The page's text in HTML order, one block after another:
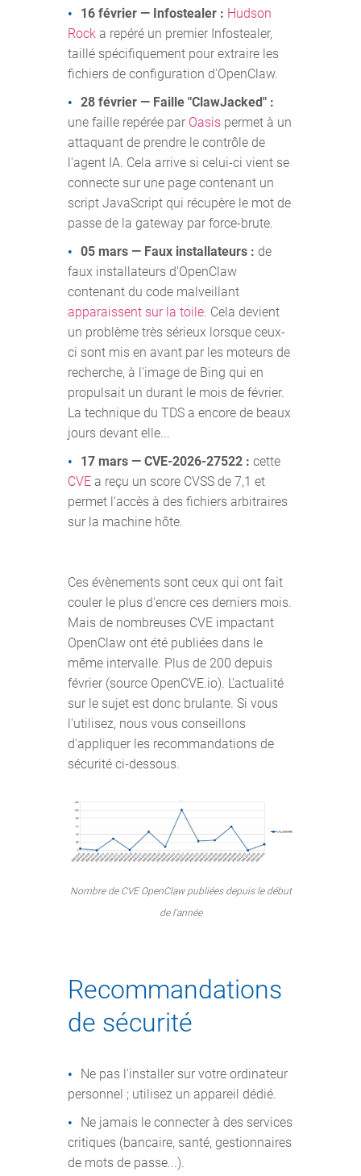
16 février — Infostealer : Hudson
Rock a repéré un premier Infostealer,
taillé spécifiquement pour extraire les
fichiers de configuration d'OpenClaw.
28 février — Faille "ClawJacked" :
une faille repérée par Oasis permet à un
attaquant de prendre le contrôle de
l'agent IA. Cela arrive si celui-ci vient se
connecte sur une page contenant un
script JavaScript qui récupère le mot de
passe de la gateway par force-brute.
05 mars — Faux installateurs : de
faux installateurs d'OpenClaw
contenant du code malveillant
apparaissent sur la toile. Cela devient
un problème très sérieux lorsque ceux-
ci sont mis en avant par les moteurs de
recherche, à l'image de Bing qui en
propulsait un durant le mois de février.
La technique du TDS a encore de beaux
jours devant elle...
17 mars — CVE-2026-27522 : cette
CVE a reçu un score CVSS de 7,1 et
permet l'accès à des fichiers arbitraires
sur la machine hôte.
Ces évènements sont ceux qui ont fait
couler le plus d'encre ces derniers mois.
Mais de nombreuses CVE impactant
OpenClaw ont été publiées dans le
même intervalle. Plus de 200 depuis
février (source OpenCVE.io). L'actualité
sur le sujet est donc brulante. Si vous
l'utilisez, nous vous conseillons
d'appliquer les recommandations de
sécurité ci-dessous.
Nombre de CVE OpenClaw publiées depuis le début
de l'année
Recommandations
de sécurité
Ne pas l'installer sur votre ordinateur
personnel ; utilisez un appareil dédié.
Ne jamais le connecter à des services
critiques (bancaire, santé, gestionnaires
de mots de passe...).